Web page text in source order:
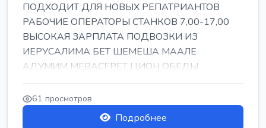
ПОДХОДИТ ДЛЯ НОВЫХ РЕПАТРИАНТОВ
РАБОЧИЕ ОПЕРАТОРЫ СТАНКОВ 7,00-17,00
ВЫСОКАЯ ЗАРПЛАТА ПОДВОЗКИ ИЗ
ИЕРУСАЛИМА БЕТ ШЕМЕША МААЛЕ
АДУМИМ МЕВАСЕРЕТ ЦИОН ОБЕДЫ
ПОДАРКИ КОРПОРАТИВЫ ИНГА
61 просмотров
Подробнее